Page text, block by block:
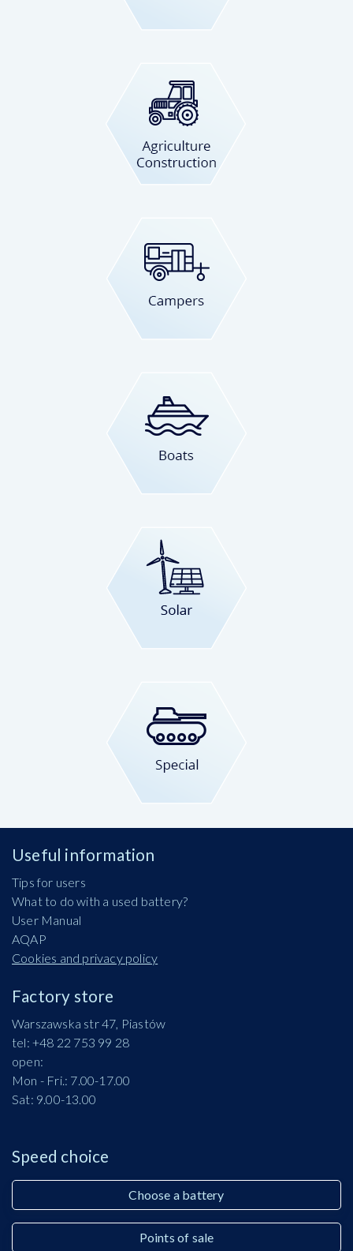
Useful information
Tips for users
What to do with a used battery?
User Manual
AQAP
Cookies and privacy policy
Factory store
Warszawska str 47, Piastów
tel: +48 22 753 99 28
open:
Mon - Fri.: 7.00-17.00
Sat: 9.00-13.00
Speed choice
Choose a battery
Points of sale